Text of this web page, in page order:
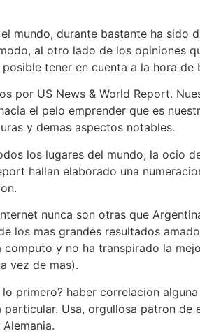
mundo, durante bastante ha sido
al otro lado de los opiniones
tener en cuenta a la hora de
por US News & World Report.
el pelo emprender que es
y demas aspectos notables.
los lugares del mundo, la ocio
hallan elaborado una
nunca son otras que
los mas grandes resultados
y no ha transpirado la
vez de mas).
primero? haber correlacion
Usa, orgullosa patron de